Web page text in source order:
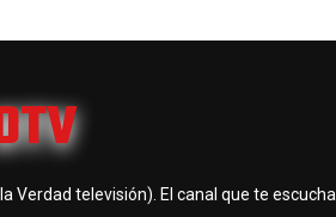
Verdad televisión). El canal que te escucha.